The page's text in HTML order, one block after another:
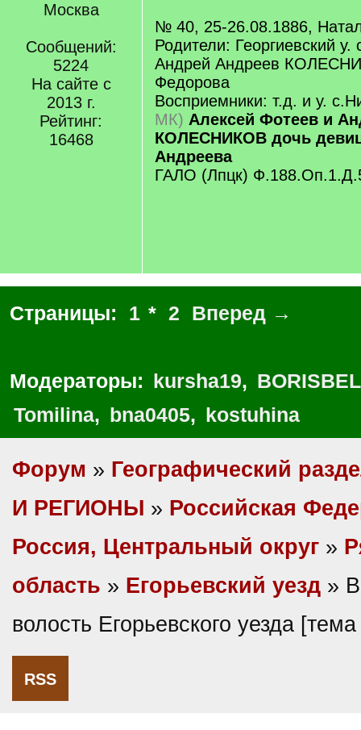
Москва
Сообщений:
5224
На сайте с
2013 г.
Рейтинг:
16468
№ 40, 25-26.08.1886,
Родители: Георгиевский
Андрей Андреев
Федорова
Восприемники: т.д. и у.
МК) Алексей Фотеев и
КОЛЕСНИКОВ дочь
Андреева
ГАЛО (Лпцк)
Страницы: 1 * 2 Вперед →
Модераторы: kursha19, BORISBEL
Tomilina, bna0405, kostuhina
Форум » Географический
И РЕГИОНЫ » Российская
Россия, Центральный округ »
область » Егорьевский уезд »
волость Егорьевского уезда
RSS